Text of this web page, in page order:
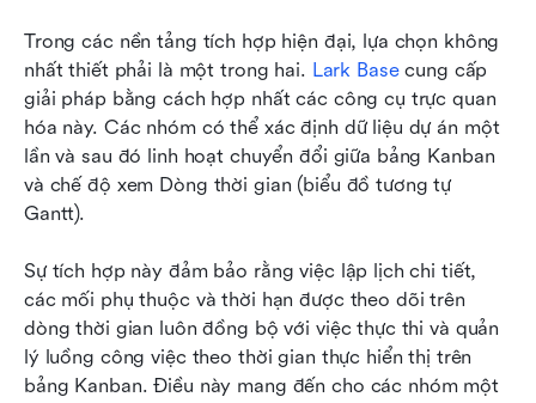
Trong các nền tảng tích hợp hiện đại, lựa chọn không
nhất thiết phải là một trong hai. Lark Base cung cấp
giải pháp bằng cách hợp nhất các công cụ trực quan
hóa này. Các nhóm có thể xác định dữ liệu dự án một
lần và sau đó linh hoạt chuyển đổi giữa bảng Kanban
và chế độ xem Dòng thời gian (biểu đồ tương tự
Gantt).
Sự tích hợp này đảm bảo rằng việc lập lịch chi tiết,
các mối phụ thuộc và thời hạn được theo dõi trên
dòng thời gian luôn đồng bộ với việc thực thi và quản
lý luồng công việc theo thời gian thực hiển thị trên
bảng Kanban. Điều này mang đến cho các nhóm một